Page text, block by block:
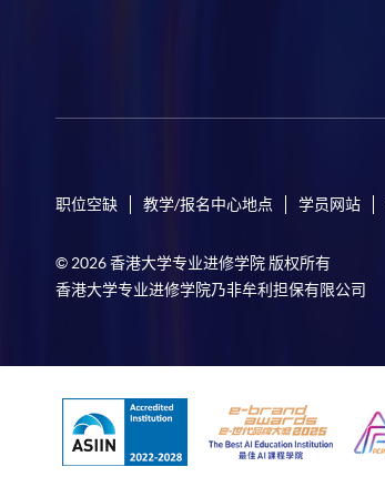
职位空缺 教学/报名中心地点 学员网站
© 2026 香港大学专业进修学院 版权所有
香港大学专业进修学院乃非牟利担保有限公司